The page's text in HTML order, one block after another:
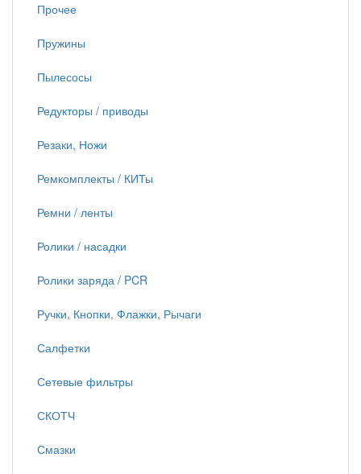
Прочее
Пружины
Пылесосы
Редукторы / приводы
Резаки, Ножи
Ремкомплекты / КИТы
Ремни / ленты
Ролики / насадки
Ролики заряда / PCR
Ручки, Кнопки, Флажки, Рычаги
Салфетки
Сетевые фильтры
СКОТЧ
Смазки